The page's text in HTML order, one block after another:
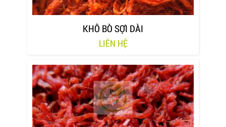
KHÔ BÒ SỢI DÀI
LIÊN HỆ